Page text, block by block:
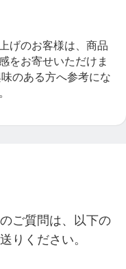
げのお客様は、商品
をお寄せいただけま
のある方へ参考にな
ご質問は、以下の
りください。